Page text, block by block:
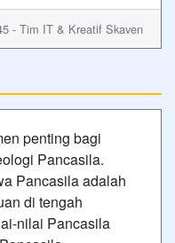
- Tim IT & Kreatif Skaven
penting bagi
Pancasila.
Pancasila adalah
di tengah
nilai Pancasila